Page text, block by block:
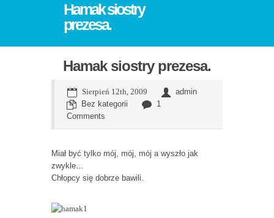
Hamak siostry
prezesa.
Hamak siostry prezesa.
Sierpień 12th, 2009
admin
Bez kategorii
1
Comments
Miał być tylko mój, mój, mój a wyszło jak
zwykle…
Chłopcy się dobrze bawili.